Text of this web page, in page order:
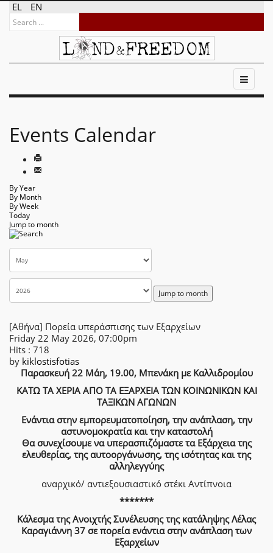
EL EN
Events Calendar
By Year
By Month
By Week
Today
Jump to month
Jump to month
[Αθήνα] Πορεία υπεράσπισης των Εξαρχείων
Friday 22 May 2026, 07:00pm
Hits : 718
by kiklostisfotias
Παρασκευή 22 Μάη, 19.00, Μπενάκη με Καλλιδρομίου
ΚΑΤΩ ΤΑ ΧΕΡΙΑ ΑΠΟ ΤΑ ΕΞΑΡΧΕΙΑ ΤΩΝ ΚΟΙΝΩΝΙΚΩΝ ΚΑΙ
ΤΑΞΙΚΩΝ ΑΓΩΝΩΝ
Ενάντια στην εμπορευματοποίηση, την ανάπλαση, την
αστυνομοκρατία και την καταστολή
Θα συνεχίσουμε να υπερασπιζόμαστε τα Εξάρχεια της
ελευθερίας, της αυτοοργάνωσης, της ισότητας και της
αλληλεγγύης
αναρχικό/ αντιεξουσιαστικό στέκι Αντίπνοια
*******
Κάλεσμα της Ανοιχτής Συνέλευσης της κατάληψης Λέλας
Καραγιάννη 37 σε πορεία ενάντια στην ανάπλαση των
Εξαρχείων